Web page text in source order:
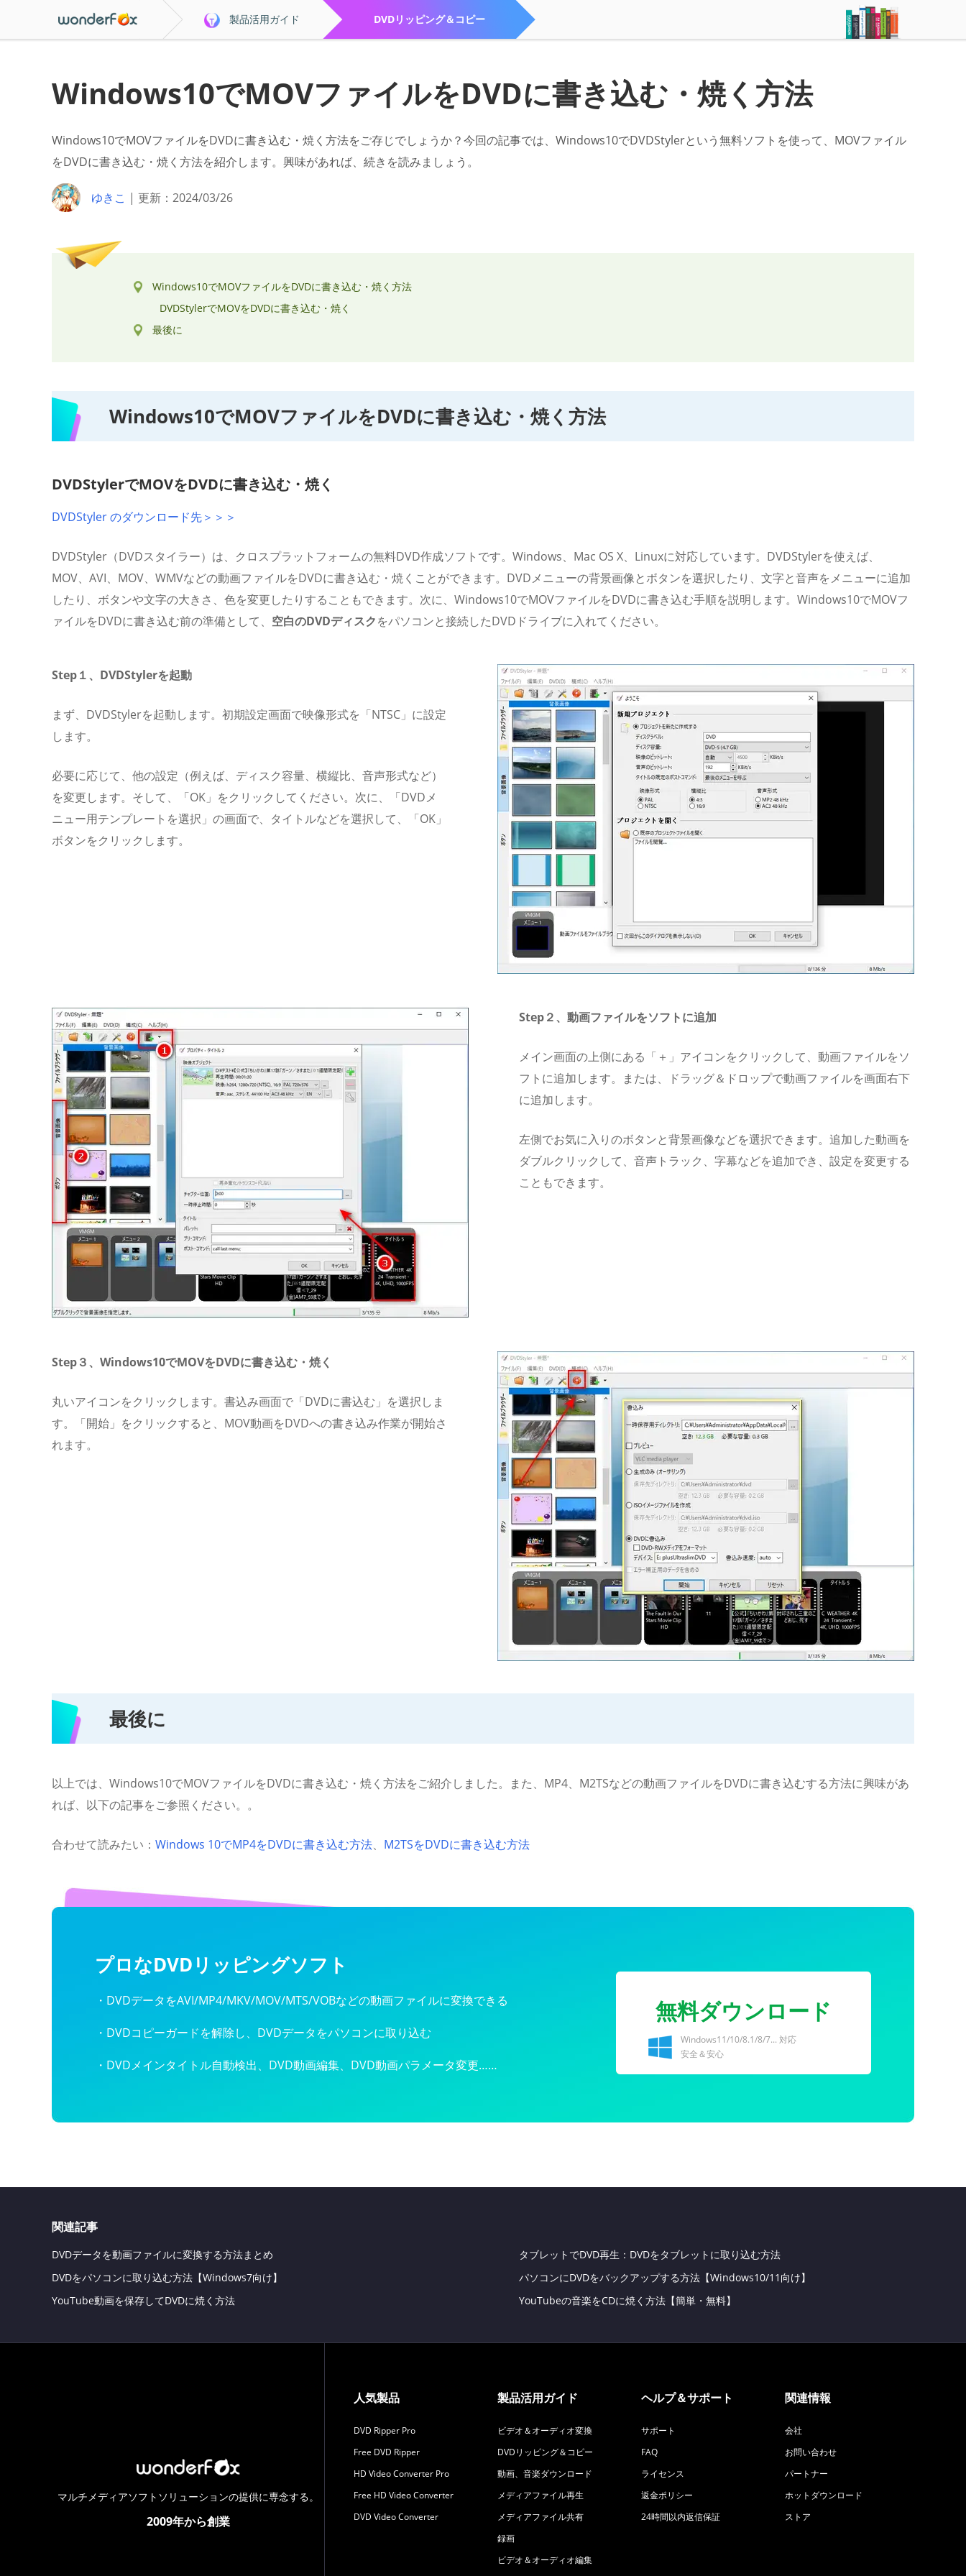
製品活用ガイド DVDリッピング＆コピー
Windows10でMOVファイルをDVDに書き込む・焼く方法
Windows10でMOVファイルをDVDに書き込む・焼く方法をご存じでしょうか？今回の記事では、Windows10でDVDStylerという無料ソフトを使って、MOVファイル
をDVDに書き込む・焼く方法を紹介します。興味があれば、続きを読みましょう。
ゆきこ | 更新：2024/03/26
Windows10でMOVファイルをDVDに書き込む・焼く方法
DVDStylerでMOVをDVDに書き込む・焼く
最後に
Windows10でMOVファイルをDVDに書き込む・焼く方法
DVDStylerでMOVをDVDに書き込む・焼く
DVDStyler のダウンロード先＞＞＞
DVDStyler（DVDスタイラー）は、クロスプラットフォームの無料DVD作成ソフトです。Windows、Mac OS X、Linuxに対応しています。DVDStylerを使えば、
MOV、AVI、MOV、WMVなどの動画ファイルをDVDに書き込む・焼くことができます。DVDメニューの背景画像とボタンを選択したり、文字と音声をメニューに追加
したり、ボタンや文字の大きさ、色を変更したりすることもできます。次に、Windows10でMOVファイルをDVDに書き込む手順を説明します。Windows10でMOVフ
ァイルをDVDに書き込む前の準備として、 空白のDVDディスクをパソコンと接続したDVDドライブに入れてください。
Step１、DVDStylerを起動
まず、DVDStylerを起動します。初期設定画面で映像形式を「NTSC」に設定
します。
必要に応じて、他の設定（例えば、ディスク容量、横縦比、音声形式など）
を変更します。そして、「OK」をクリックしてください。次に、「DVDメ
ニュー用テンプレートを選択」の画面で、タイトルなどを選択して、「OK」
ボタンをクリックします。
Step２、動画ファイルをソフトに追加
メイン画面の上側にある「＋」アイコンをクリックして、動画ファイルをソ
フトに追加します。または、ドラッグ＆ドロップで動画ファイルを画面右下
に追加します。
左側でお気に入りのボタンと背景画像などを選択できます。追加した動画を
ダブルクリックして、音声トラック、字幕などを追加でき、設定を変更する
こともできます。
Step３、Windows10でMOVをDVDに書き込む・焼く
丸いアイコンをクリックします。書込み画面で「DVDに書込む」を選択しま
す。「開始」をクリックすると、MOV動画をDVDへの書き込み作業が開始さ
れます。
最後に
以上では、Windows10でMOVファイルをDVDに書き込む・焼く方法をご紹介しました。また、MP4、M2TSなどの動画ファイルをDVDに書き込むする方法に興味があ
れば、以下の記事をご参照ください。。
合わせて読みたい： Windows 10でMP4をDVDに書き込む方法、 M2TSをDVDに書き込む方法
プロなDVDリッピングソフト
・DVDデータをAVI/MP4/MKV/MOV/MTS/VOBなどの動画ファイルに変換できる
・DVDコピーガードを解除し、DVDデータをパソコンに取り込む
・DVDメインタイトル自動検出、DVD動画編集、DVD動画パラメータ変更……
無料ダウンロード
Windows11/10/8.1/8/7... 対応
安全＆安心
関連記事
DVDデータを動画ファイルに変換する方法まとめ
DVDをパソコンに取り込む方法【Windows7向け】
YouTube動画を保存してDVDに焼く方法
タブレットでDVD再生：DVDをタブレットに取り込む方法
パソコンにDVDをバックアップする方法【Windows10/11向け】
YouTubeの音楽をCDに焼く方法【簡単・無料】
マルチメディアソフトソリューションの提供に専念する。
2009年から創業
人気製品
DVD Ripper Pro
Free DVD Ripper
HD Video Converter Pro
Free HD Video Converter
DVD Video Converter
製品活用ガイド
ビデオ＆オーディオ変換
DVDリッピング＆コピー
動画、音楽ダウンロード
メディアファイル再生
メディアファイル共有
録画
ビデオ＆オーディオ編集
ヘルプ＆サポート
サポート
FAQ
ライセンス
返金ポリシー
24時間以内返信保証
関連情報
会社
お問い合わせ
パートナー
ホットダウンロード
ストア